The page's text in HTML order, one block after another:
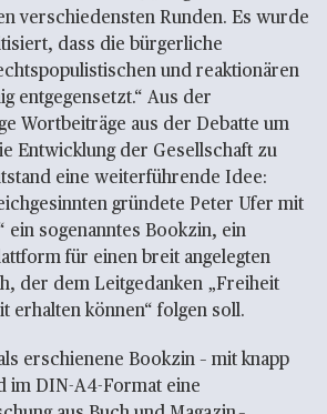
verschiedensten Runden. Es wurde
dass die bürgerliche
und reaktionären
entgegensetzt.“ Aus der
Wortbeiträge aus der Debatte um
Entwicklung der Gesellschaft zu
eine weiterführende Idee:
gründete Peter Ufer mit
ein sogenanntes Bookzin, ein
für einen breit angelegten
der dem Leitgedanken „Freiheit
erhalten können“ folgen soll.
erschienene Bookzin – mit knapp
im DIN-A4-Format eine